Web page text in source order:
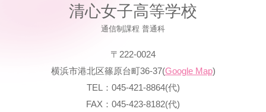
清心女子高等学校
通信制課程 普通科
〒222-0024
横浜市港北区篠原台町36-37(Google Map)
TEL：045-421-8864(代)
FAX：045-423-8182(代)